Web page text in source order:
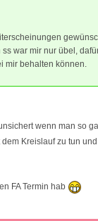
war mir nur übel,
mir behalten können.
wenn man so
Kreislauf zu tun
FA Termin hab